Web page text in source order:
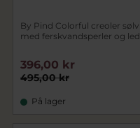
By Pind Colorful creoler sølv
med ferskvandsperler og led
495,00 kr
396,00 kr
På lager